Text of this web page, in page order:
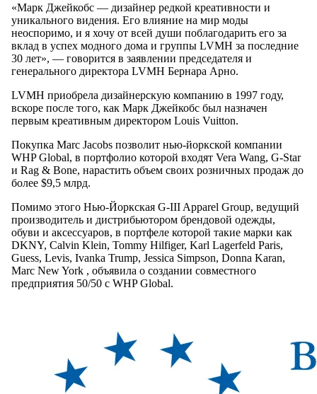
«Марк Джейкобс — дизайнер редкой креативности и
уникального видения. Его влияние на мир моды
неоспоримо, и я хочу от всей души поблагодарить его за
вклад в успех модного дома и группы LVMH за последние
30 лет», — говорится в заявлении председателя и
генерального директора LVMH Бернара Арно.
LVMH приобрела дизайнерскую компанию в 1997 году,
вскоре после того, как Марк Джейкобс был назначен
первым креативным директором Louis Vuitton.
Покупка Marc Jacobs позволит нью-йоркской компании
WHP Global, в портфолио которой входят Vera Wang, G-Star
и Rag & Bone, нарастить объем своих розничных продаж до
более $9,5 млрд.
Помимо этого Нью-Йоркская G-III Apparel Group, ведущий
производитель и дистрибьютором брендовой одежды,
обуви и аксессуаров, в портфеле которой такие марки как
DKNY, Calvin Klein, Tommy Hilfiger, Karl Lagerfeld Paris,
Guess, Levis, Ivanka Trump, Jessica Simpson, Donna Karan,
Marc New York , объявила о создании совместного
предприятия 50/50 с WHP Global.